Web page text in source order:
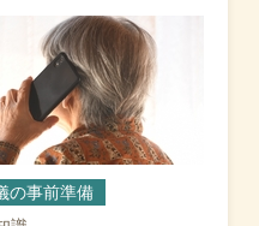
の事前準備